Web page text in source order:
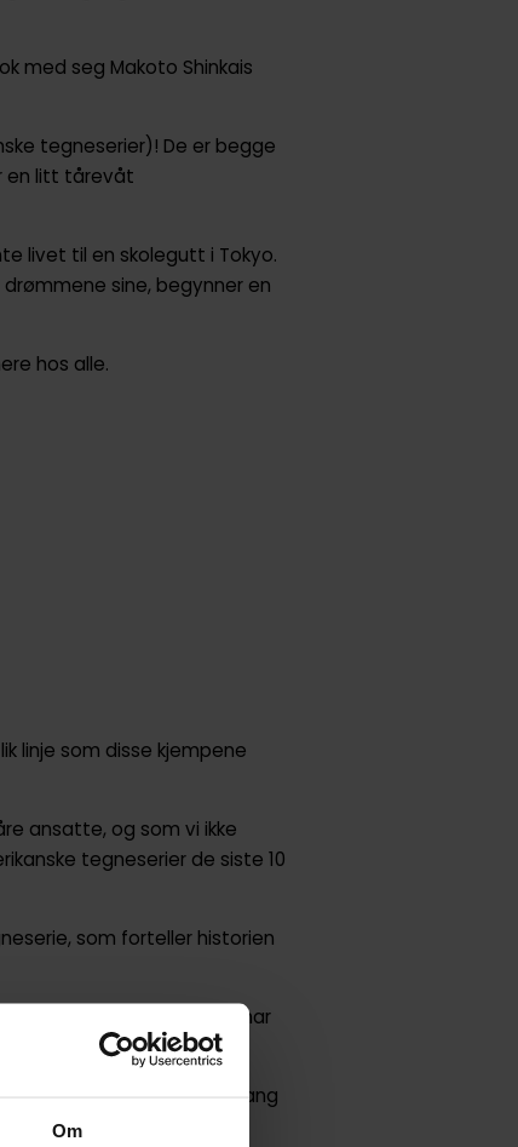
Om
med seg Makoto Shinkais
tegneserier)! De er begge
en litt tårevåt
livet til en skolegutt i Tokyo.
sine, begynner en
hos alle.
linje som disse kjempene
ansatte, og som vi ikke
tegneserier de siste 10
som forteller historien
utenomjordiske raser - har
alle odds!
og 4 år på rad, med en lang